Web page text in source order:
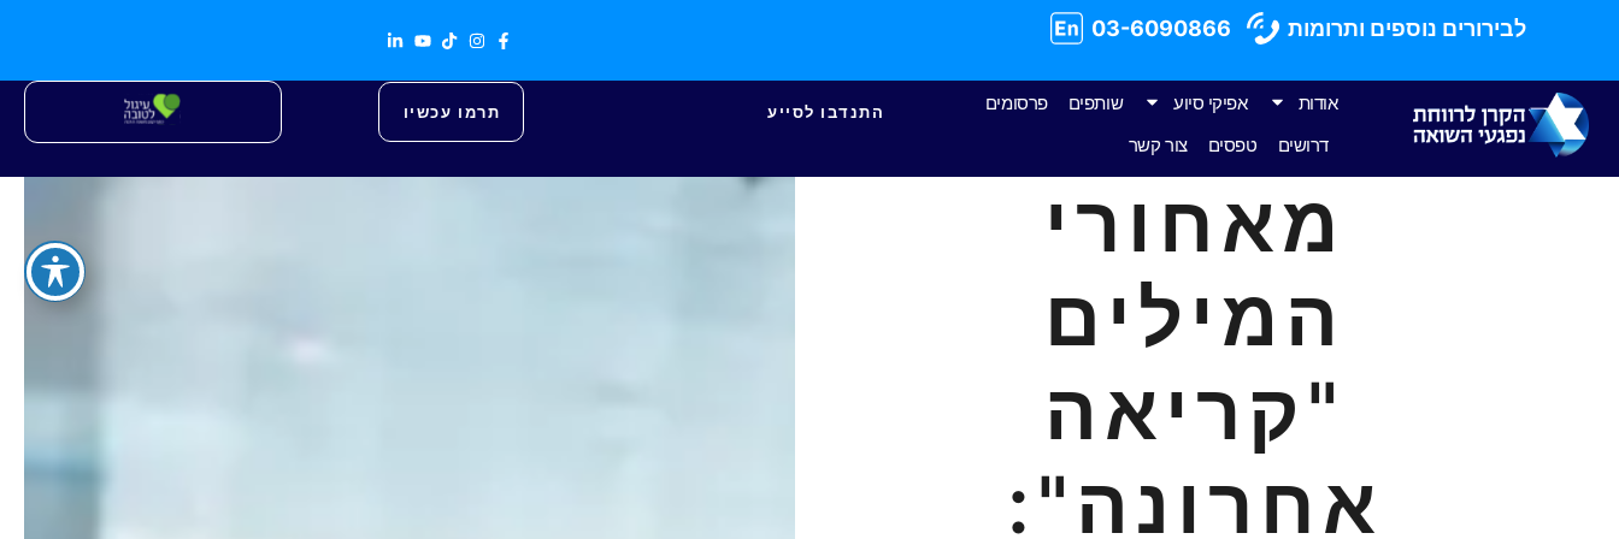
לבירורים נוספים ותרומות 03-6090866
אודות אפיקי סיוע שותפים
פרסומים
דרושים
טפסים צור קשר
התנדבו לסייע תרמו עכשיו
מאחורי
המילים
"קריאה
אחרונה":